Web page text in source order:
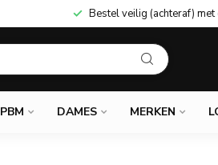
Bestel veilig (achteraf)
PBM DAMES MERKEN